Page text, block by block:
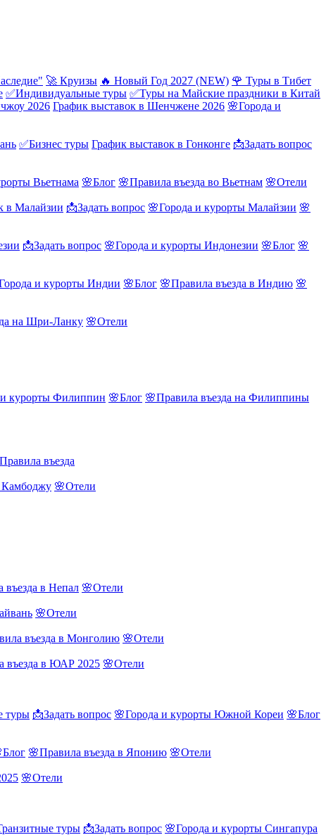
🚀 Круизы 🔥 Новый Год 2027 (NEW) 🌹 Туры в Тибет
✅Индивидуальные туры ✅Туры на Майские праздники в Китай
2026 График выставок в Шенчжене 2026 🌸Города и
✅Бизнес туры График выставок в Гонконге 📩Задать вопрос
Вьетнама 🌸Блог 🌸Правила въезда во Вьетнам 🌸Отели
в Малайзии 📩Задать вопрос 🌸Города и курорты Малайзии 🌸
📩Задать вопрос 🌸Города и курорты Индонезии 🌸Блог 🌸
и курорты Индии 🌸Блог 🌸Правила въезда в Индию 🌸
на Шри-Ланку 🌸Отели
и курорты Филиппин 🌸Блог 🌸Правила въезда на Филиппины
въезда
Камбоджу 🌸Отели
въезда в Непал 🌸Отели
🌸Отели
въезда в Монголию 🌸Отели
въезда в ЮАР 2025 🌸Отели
туры 📩Задать вопрос 🌸Города и курорты Южной Кореи 🌸Блог
🌸Правила въезда в Японию 🌸Отели
🌸Отели
туры 📩Задать вопрос 🌸Города и курорты Сингапура